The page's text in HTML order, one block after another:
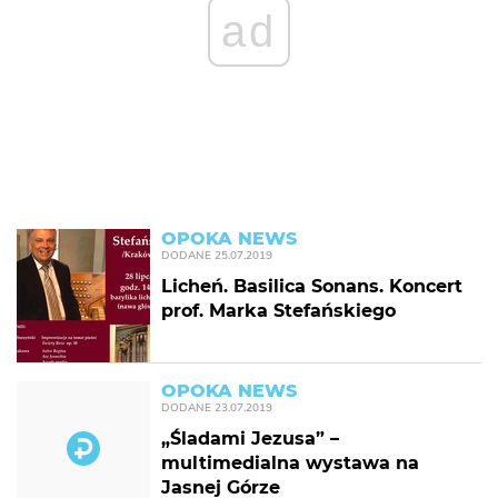
ad
OPOKA NEWS
DODANE 25.07.2019
Licheń. Basilica Sonans. Koncert
prof. Marka Stefańskiego
OPOKA NEWS
DODANE 23.07.2019
„Śladami Jezusa” –
multimedialna wystawa na
Jasnej Górze